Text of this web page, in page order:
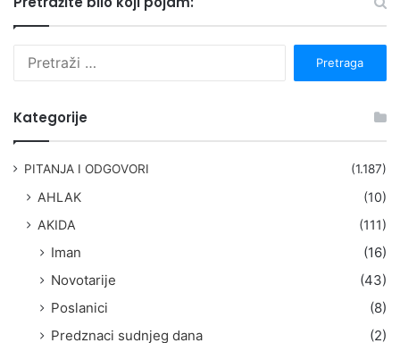
Kategorije
PITANJA I ODGOVORI (1.187)
AHLAK
(10)
AKIDA
(111)
Iman
(16)
Novotarije
(43)
Poslanici
(8)
Predznaci sudnjeg dana
(2)